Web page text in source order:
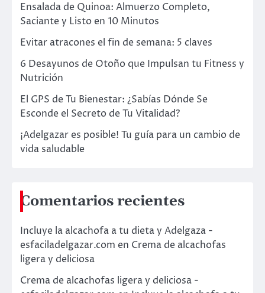
Ensalada de Quinoa: Almuerzo Completo,
Saciante y Listo en 10 Minutos
Evitar atracones el fin de semana: 5 claves
6 Desayunos de Otoño que Impulsan tu Fitness y
Nutrición
El GPS de Tu Bienestar: ¿Sabías Dónde Se
Esconde el Secreto de Tu Vitalidad?
¡Adelgazar es posible! Tu guía para un cambio de
vida saludable
Comentarios recientes
Incluye la alcachofa a tu dieta y Adelgaza -
esfaciladelgazar.com en Crema de alcachofas
ligera y deliciosa
Crema de alcachofas ligera y deliciosa -